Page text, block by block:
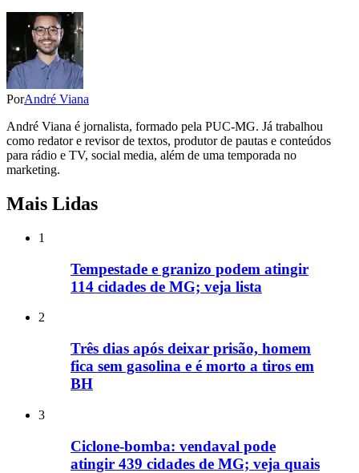
PorAndré Viana
André Viana é jornalista, formado pela PUC-MG. Já trabalhou
como redator e revisor de textos, produtor de pautas e conteúdos
para rádio e TV, social media, além de uma temporada no
marketing.
Mais Lidas
1
Tempestade e granizo podem atingir
114 cidades de MG; veja lista
2
Três dias após deixar prisão, homem
fica sem gasolina e é morto a tiros em
BH
3
Ciclone-bomba: vendaval pode
atingir 439 cidades de MG; veja quais